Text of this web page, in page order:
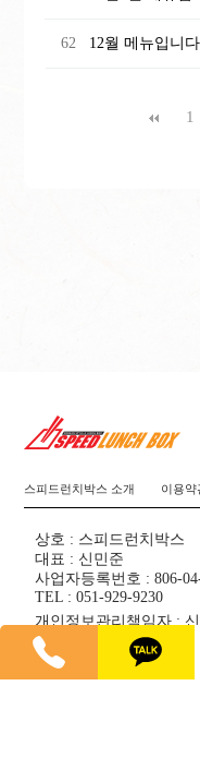
62 12월 메뉴입니
1
스피드런치박스 소개 이용약
상호 : 스피드런치박스
대표 : 신민준
사업자등록번호 : 806-
TEL : 051-929-9230
개인정보관리책임자 :
주소 : 부산광역시 수영